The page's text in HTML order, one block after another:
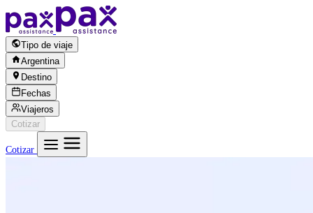
Saltar al contenido
Tipo de viaje
Argentina
Destino
Fechas
Viajeros
Cotizar
Cotizar